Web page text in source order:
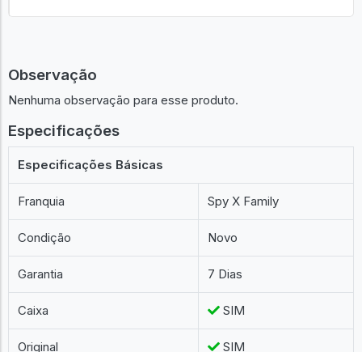
Observação
Nenhuma observação para esse produto.
Especificações
Especificações Básicas
Franquia Spy X Family
Condição Novo
Garantia 7 Dias
Caixa SIM
Original SIM